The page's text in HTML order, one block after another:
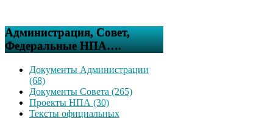
Администрация, Совет,
Федеральные НПА….
Документы Администрации
(68)
Документы Совета (265)
Проекты НПА (30)
Тексты официальных